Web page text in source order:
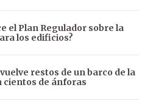
el Plan Regulador sobre la
los edificios?
restos de un barco de la
cientos de ánforas